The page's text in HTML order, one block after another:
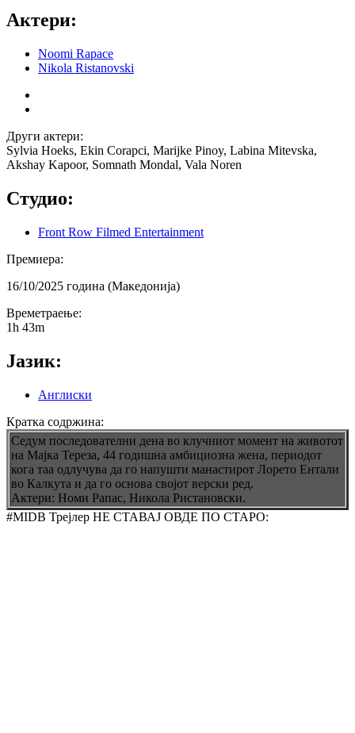
Актери:
Noomi Rapace
Nikola Ristanovski
Други актери:
Sylvia Hoeks, Ekin Corapci, Marijke Pinoy, Labina Mitevska,
Akshay Kapoor, Somnath Mondal, Vala Noren
Студио:
Front Row Filmed Entertainment
Премиера:
16/10/2025 година (Македонија)
Времетраење:
1h 43m
Јазик:
Англиски
Кратка содржина:
Седум последователни дена во клучниот момент на животот
на Мајка Тереза, 44 годишна амбициозна жена, периодот
кога таа одлучува да го напушти манастирот Лорето Ентали
во Калкута и да го основа својот верски ред.
Актери: Номи Рапас, Никола Ристановски.
#MIDB Трејлер НЕ СТАВАЈ ОВДЕ ПО СТАРО: